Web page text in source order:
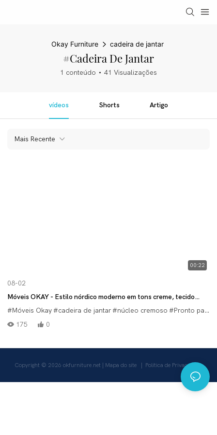
Okay Furniture cadeira de jantar
#cadeira De Jantar
1 conteúdo 41 Visualizações
vídeos Shorts Artigo
Mais Recente
00:22
08-02
Móveis OKAY - Estilo nórdico moderno em tons creme, tecido
personalizável e pés de madeira maciça.
#Móveis Okay#cadeira de jantar#núcleo cremoso #Pronto para Exportação
175
0
Copyright © 2026 okfurniture.net Mapa do site Política de Privacidade